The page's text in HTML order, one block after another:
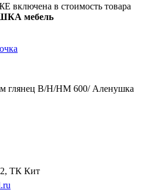
включена в стоимость товара
мебель
глянец В/Н/НМ 600/ Аленушка
ТК Кит